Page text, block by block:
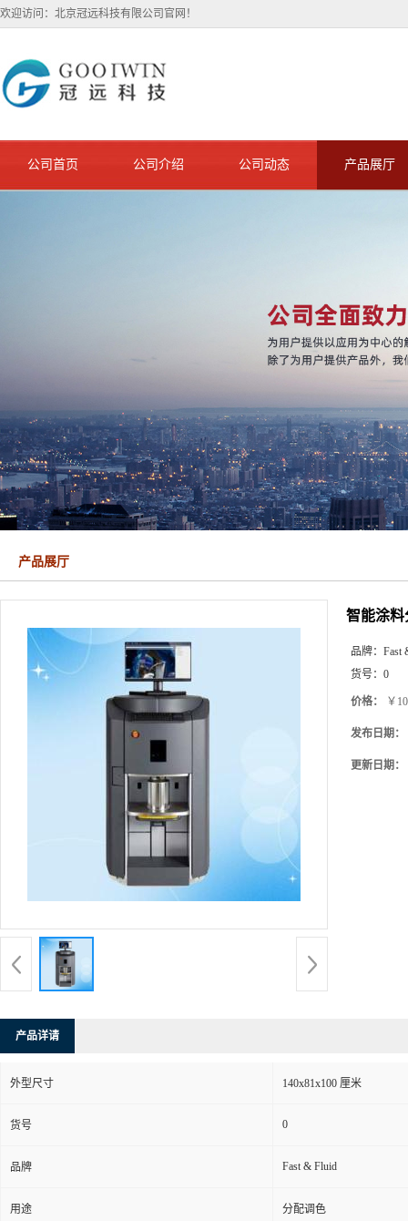
欢迎访问：北京冠远科技有限公司官网！
公司首页 公司介绍 公司动态 产品展厅
产品展厅
智能涂料
品牌： Fast
货号： 0
价格： ￥
发布日期：
更新日期：
产品详请
外型尺寸 140x81x100 厘米
货号 0
品牌 Fast & Fluid
用途 分配调色